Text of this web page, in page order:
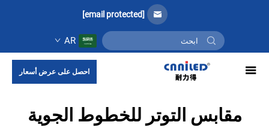
[email protected]
AR
احصل على عرض أسعار
مقابس التوتر للخطوط الجوية